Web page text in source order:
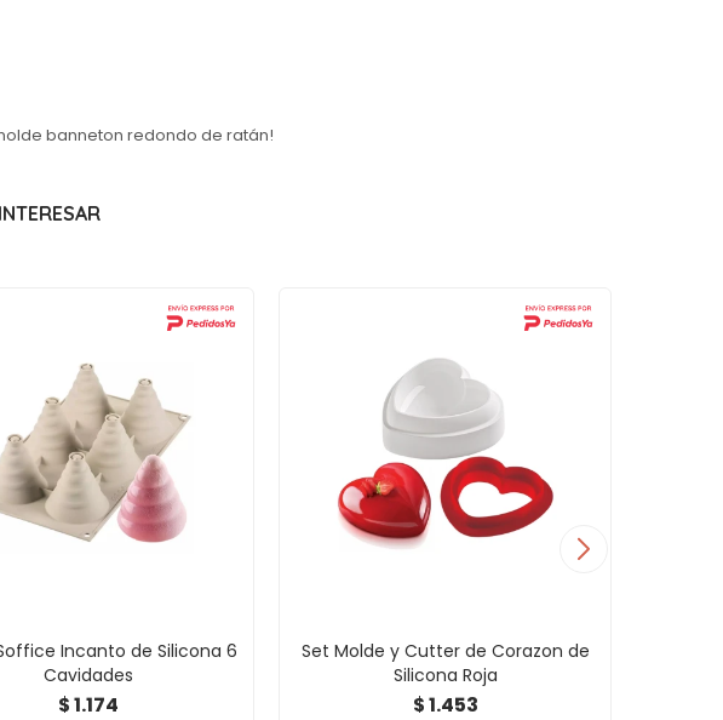
banneton redondo de ratán!
Incanto de Silicona 6
Cavidades
$1.174
Set Molde y Cutter de Corazon de
Silicona Roja
$1.453